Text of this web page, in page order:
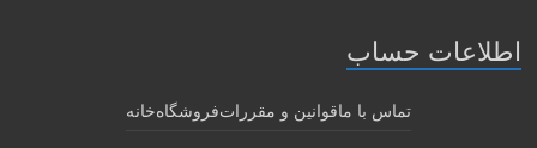
اطلاعات حساب
خانهفروشگاهقوانین و مقرراتتماس با ما